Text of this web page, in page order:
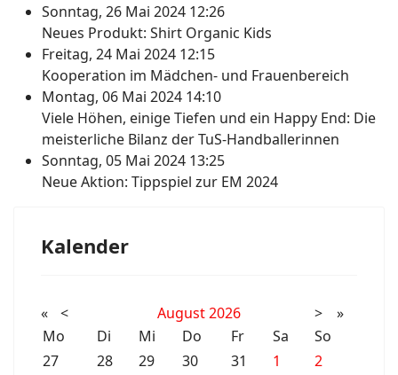
Sonntag, 26 Mai 2024 12:26
Neues Produkt: Shirt Organic Kids
Freitag, 24 Mai 2024 12:15
Kooperation im Mädchen- und Frauenbereich
Montag, 06 Mai 2024 14:10
Viele Höhen, einige Tiefen und ein Happy End: Die
meisterliche Bilanz der TuS-Handballerinnen
Sonntag, 05 Mai 2024 13:25
Neue Aktion: Tippspiel zur EM 2024
Kalender
« < August 2026 >
»
Mo
Di Mi Do Fr Sa
So
27
28 29 30 31 1
2